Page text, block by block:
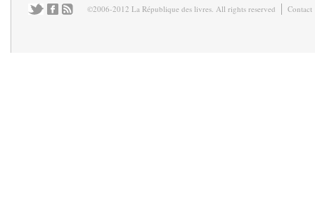
©2006-2012 La République des livres. All rights reserved Contact